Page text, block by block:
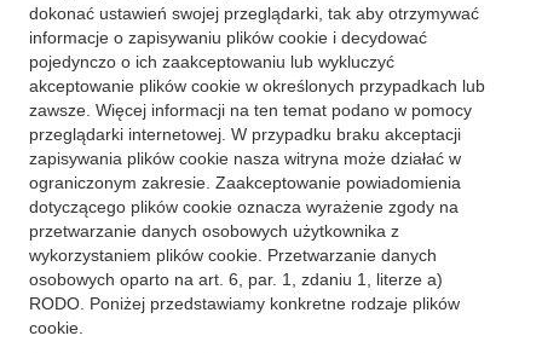
dokonać ustawień swojej przeglądarki, tak aby otrzymywać
informacje o zapisywaniu plików cookie i decydować
pojedynczo o ich zaakceptowaniu lub wykluczyć
akceptowanie plików cookie w określonych przypadkach lub
zawsze. Więcej informacji na ten temat podano w pomocy
przeglądarki internetowej. W przypadku braku akceptacji
zapisywania plików cookie nasza witryna może działać w
ograniczonym zakresie. Zaakceptowanie powiadomienia
dotyczącego plików cookie oznacza wyrażenie zgody na
przetwarzanie danych osobowych użytkownika z
wykorzystaniem plików cookie. Przetwarzanie danych
osobowych oparto na art. 6, par. 1, zdaniu 1, literze a)
RODO. Poniżej przedstawiamy konkretne rodzaje plików
cookie.